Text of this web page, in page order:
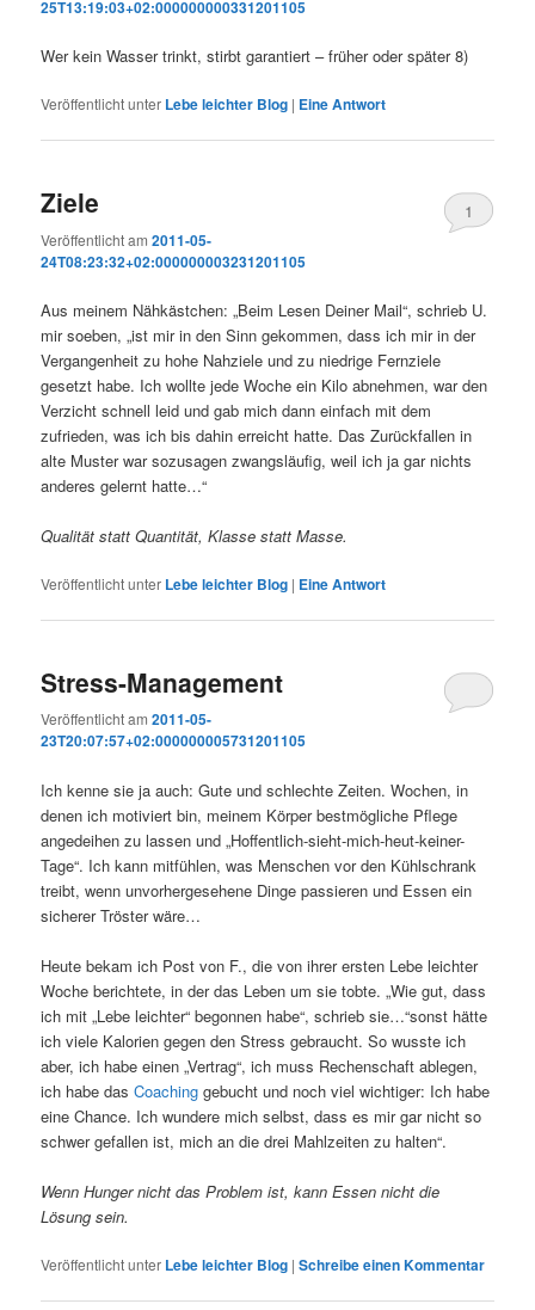
25T13:19:03+02:000000000331201105
Wer kein Wasser trinkt, stirbt garantiert – früher oder später 8)
Veröffentlicht unter Lebe leichter Blog | EineAntwort
Ziele
Veröffentlicht am2011-05-
24T08:23:32+02:000000003231201105
1
Aus meinem Nähkästchen: „Beim Lesen Deiner Mail“, schrieb U.
mir soeben, „ist mir in den Sinn gekommen, dass ich mir in der
Vergangenheit zu hohe Nahziele und zu niedrige Fernziele
gesetzt habe. Ich wollte jede Woche ein Kilo abnehmen, war den
Verzicht schnell leid und gab mich dann einfach mit dem
zufrieden, was ich bis dahin erreicht hatte. Das Zurückfallen in
alte Muster war sozusagen zwangsläufig, weil ich ja gar nichts
anderes gelernt hatte…“
Qualität statt Quantität, Klasse statt Masse.
Veröffentlicht unter Lebe leichter Blog | EineAntwort
Stress-Management
Veröffentlicht am2011-05-
23T20:07:57+02:000000005731201105
Ich kenne sie ja auch: Gute und schlechte Zeiten. Wochen, in
denen ich motiviert bin, meinem Körper bestmögliche Pflege
angedeihen zu lassen und „Hoffentlich-sieht-mich-heut-keiner-
Tage“. Ich kann mitfühlen, was Menschen vor den Kühlschrank
treibt, wenn unvorhergesehene Dinge passieren und Essen ein
sicherer Tröster wäre…
Heute bekam ich Post von F., die von ihrer ersten Lebe leichter
Woche berichtete, in der das Leben um sie tobte. „Wie gut, dass
ich mit „Lebe leichter“ begonnen habe“, schrieb sie…“sonst hätte
ich viele Kalorien gegen den Stress gebraucht. So wusste ich
aber, ich habe einen „Vertrag“, ich muss Rechenschaft ablegen,
ich habe dasCoaching gebucht und noch viel wichtiger: Ich habe
eine Chance. Ich wundere mich selbst, dass es mir gar nicht so
schwer gefallen ist, mich an die drei Mahlzeiten zu halten“.
Wenn Hunger nicht das Problem ist, kann Essen nicht die
Lösung sein.
Veröffentlicht unter Lebe leichter Blog |Schreibe einen Kommentar